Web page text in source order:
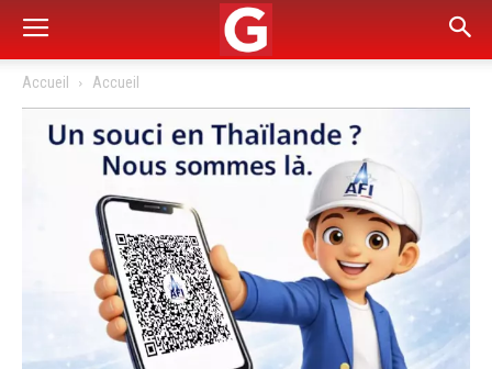
Accueil Accueil